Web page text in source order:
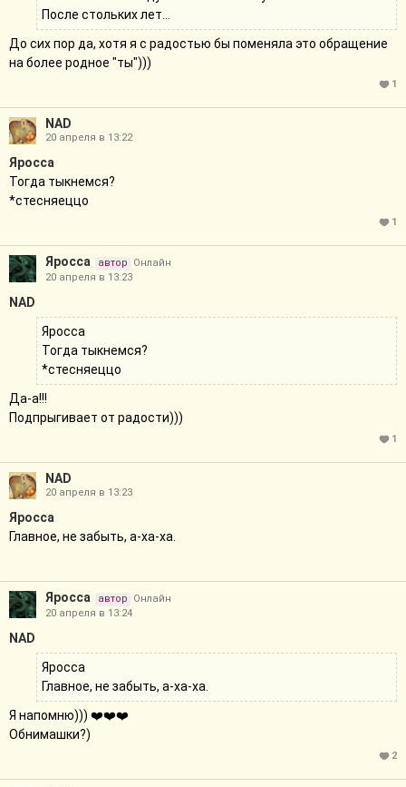
После стольких лет...
До сих пор да, хотя я с радостью бы поменяла это обращение
на более родное "ты")))
1
NAD
20 апреля в 13:22
Яросса
Тогда тыкнемся?
*стесняеццо
1
Яросса автор
Онлайн
20 апреля в 13:23
NAD
Яросса
Тогда тыкнемся?
*стесняеццо
Да-а!!!
Подпрыгивает от радости)))
1
NAD
20 апреля в 13:23
Яросса
Главное, не забыть, а-ха-ха.
Яросса автор
Онлайн
20 апреля в 13:24
NAD
Яросса
Главное, не забыть, а-ха-ха.
Я напомню))) ❤️❤️❤️
Обнимашки?)
2